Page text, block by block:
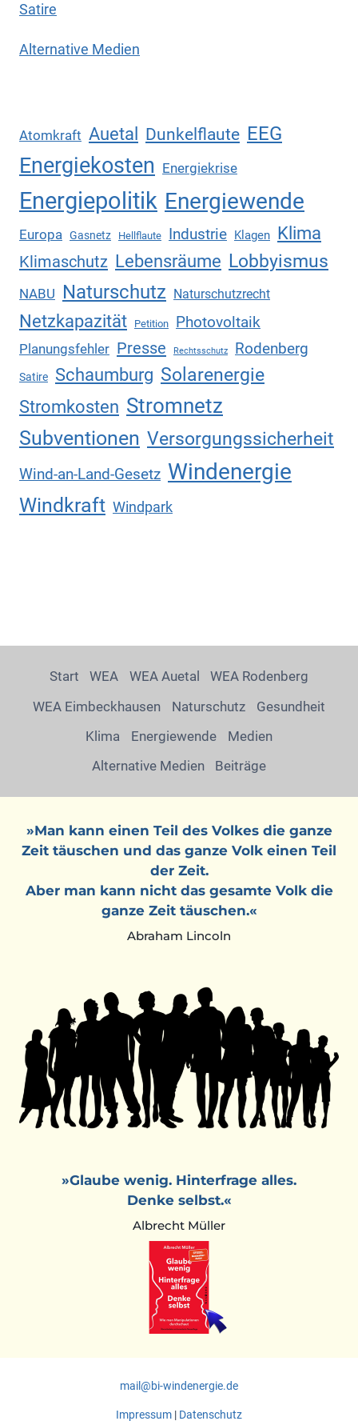
Satire
Alternative Medien
Atomkraft Auetal Dunkelflaute EEG
Energiekosten Energiekrise
Energiepolitik Energiewende
Europa Gasnetz Hellflaute Industrie Klagen Klima
Klimaschutz Lebensräume Lobbyismus
NABU Naturschutz Naturschutzrecht
Netzkapazität Petition Photovoltaik
Planungsfehler Presse Rechtsschutz Rodenberg
Satire Schaumburg Solarenergie
Stromkosten Stromnetz
Subventionen Versorgungssicherheit
Wind-an-Land-Gesetz Windenergie
Windkraft Windpark
Start WEA WEA Auetal
WEA Rodenberg
WEA Eimbeckhausen
Naturschutz
Gesundheit
Klima
Energiewende
Medien
Alternative Medien
Beiträge
»Man kann einen Teil des Volkes die ganze
Zeit täuschen und das ganze Volk einen Teil
der Zeit.
Aber man kann nicht das gesamte Volk die
ganze Zeit täuschen.«
Abraham Lincoln
»Glaube wenig. Hinterfrage alles.
Denke selbst.«
Albrecht Müller
mail@bi-windenergie.de
Impressum | Datenschutz